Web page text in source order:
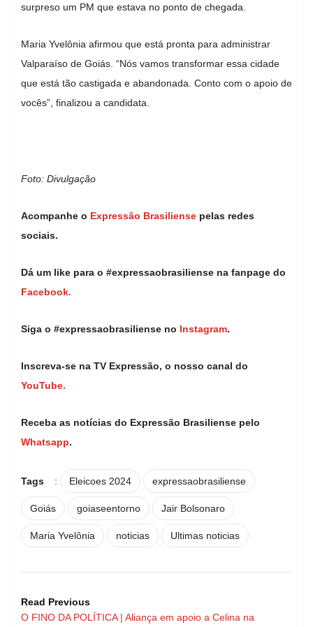
surpreso um PM que estava no ponto de chegada.
Maria Yvelônia afirmou que está pronta para administrar
Valparaíso de Goiás. “Nós vamos transformar essa cidade
que está tão castigada e abandonada. Conto com o apoio de
vocês”, finalizou a candidata.
Foto: Divulgação
Acompanhe o Expressão Brasiliense pelas redes
sociais.
Dá um like para o #expressaobrasiliense na fanpage do
Facebook.
Siga o #expressaobrasiliense no Instagram.
Inscreva-se na TV Expressão, o nosso canal do
YouTube.
Receba as notícias do Expressão Brasiliense pelo
Whatsapp.
Tags : Eleicoes 2024 expressaobrasiliense
Goiás goiaseentorno Jair Bolsonaro
Maria Yvelônia noticias Ultimas noticias
Read Previous
O FINO DA POLÍTICA | Aliança em apoio a Celina na